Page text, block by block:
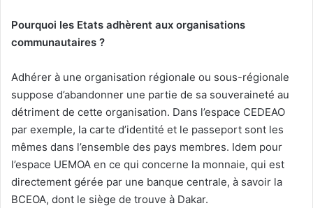
Pourquoi les Etats adhèrent aux organisations
communautaires ?
Adhérer à une organisation régionale ou sous-régionale
suppose d’abandonner une partie de sa souveraineté au
détriment de cette organisation. Dans l’espace CEDEAO
par exemple, la carte d’identité et le passeport sont les
mêmes dans l’ensemble des pays membres. Idem pour
l’espace UEMOA en ce qui concerne la monnaie, qui est
directement gérée par une banque centrale, à savoir la
BCEOA, dont le siège de trouve à Dakar.